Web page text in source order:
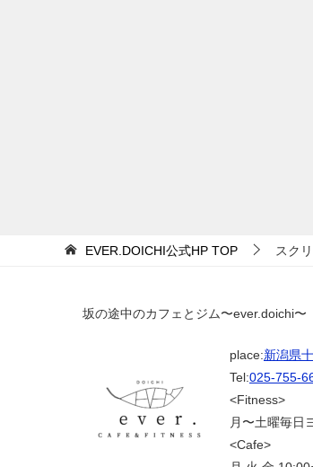
EVER.DOICHI公式HP TOP スク
坂の途中のカフェとジム〜ever.doichi〜
place:新潟県
Tel:025-755-
<Fitness>
月〜土曜毎日
<Cafe>